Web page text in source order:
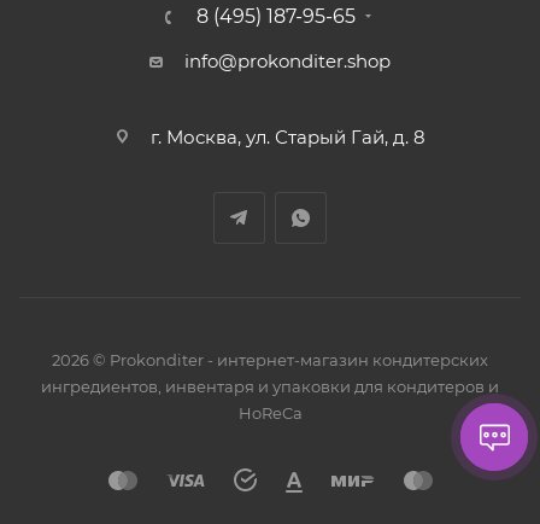
8 (495) 187-95-65
info@prokonditer.shop
г. Москва, ул. Старый Гай, д. 8
2026 © Prokonditer - интернет-магазин кондитерских
ингредиентов, инвентаря и упаковки для кондитеров и
HoReCa